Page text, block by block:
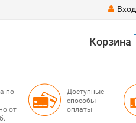
Вход
Корзина
по
от
Доступные
способы
оплаты